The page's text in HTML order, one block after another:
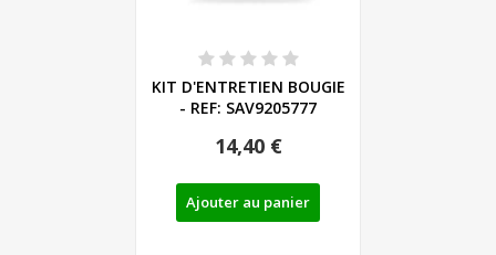
KIT D'ENTRETIEN BOUGIE
- REF: SAV9205777
14,40 €
Ajouter au panier